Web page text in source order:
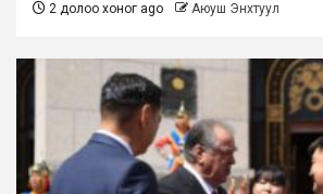
2 долоо хоног ago Аюуш Энхтуул